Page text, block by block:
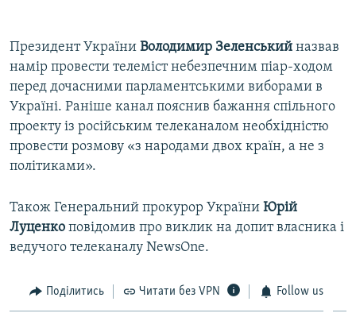
Президент України Володимир Зеленський назвав
намір провести телеміст небезпечним піар-ходом
перед дочасними парламентськими виборами в
Україні. Раніше канал пояснив бажання спільного
проекту із російським телеканалом необхідністю
провести розмову «з народами двох країн, а не з
політиками».
Також Генеральний прокурор України Юрій
Луценко повідомив про виклик на допит власника і
ведучого телеканалу NewsOne.
Поділитись Читати без VPN Follow us